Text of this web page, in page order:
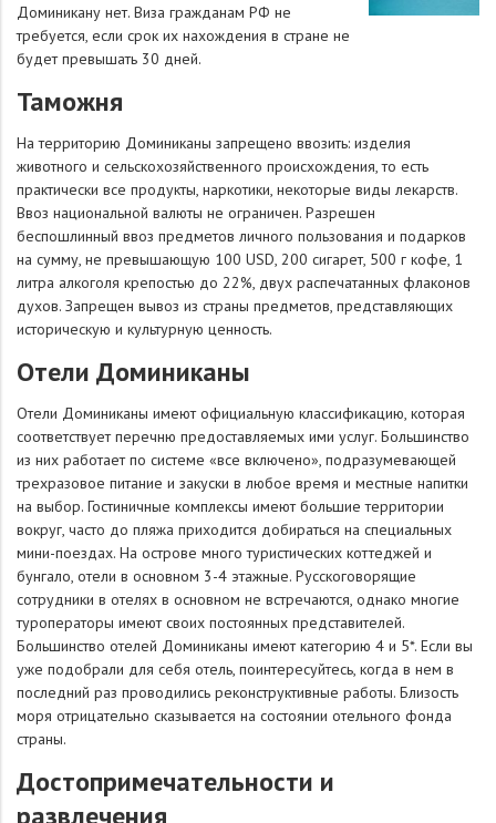
Доминикану нет. Виза гражданам РФ не
требуется, если срок их нахождения в стране не
будет превышать 30 дней.
Таможня
На территорию Доминиканы запрещено ввозить: изделия
животного и сельскохозяйственного происхождения, то есть
практически все продукты, наркотики, некоторые виды лекарств.
Ввоз национальной валюты не ограничен. Разрешен
беспошлинный ввоз предметов личного пользования и подарков
на сумму, не превышающую 100 USD, 200 сигарет, 500 г кофе, 1
литра алкоголя крепостью до 22%, двух распечатанных флаконов
духов. Запрещен вывоз из страны предметов, представляющих
историческую и культурную ценность.
Отели Доминиканы
Отели Доминиканы имеют официальную классификацию, которая
соответствует перечню предоставляемых ими услуг. Большинство
из них работает по системе «все включено», подразумевающей
трехразовое питание и закуски в любое время и местные напитки
на выбор. Гостиничные комплексы имеют большие территории
вокруг, часто до пляжа приходится добираться на специальных
мини-поездах. На острове много туристических коттеджей и
бунгало, отели в основном 3-4 этажные. Русскоговорящие
сотрудники в отелях в основном не встречаются, однако многие
туроператоры имеют своих постоянных представителей.
Большинство отелей Доминиканы имеют категорию 4 и 5*. Если вы
уже подобрали для себя отель, поинтересуйтесь, когда в нем в
последний раз проводились реконструктивные работы. Близость
моря отрицательно сказывается на состоянии отельного фонда
страны.
Достопримечательности и
развлечения